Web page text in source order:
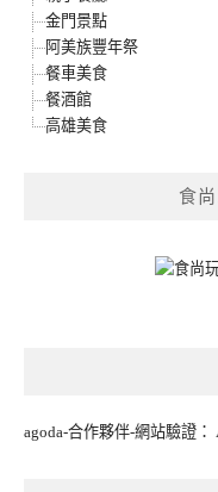
金門景點
阿美族豐年祭
餐車美食
餐酒館
高雄美食
食
agoda-合作夥伴-網站驗證